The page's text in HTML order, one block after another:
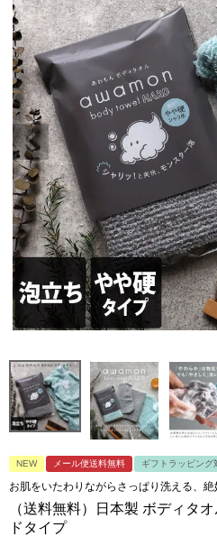
NEW メール便送料無料 ギフトラッピング
お肌をいたわりながらさっぱり洗える、
（送料無料）日本製 ボディタ
ドタイプ